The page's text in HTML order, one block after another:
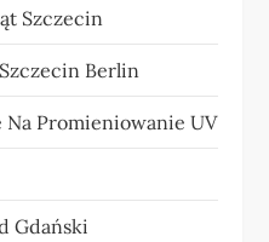
Szczecin
Berlin
Promieniowanie UV
Gdański